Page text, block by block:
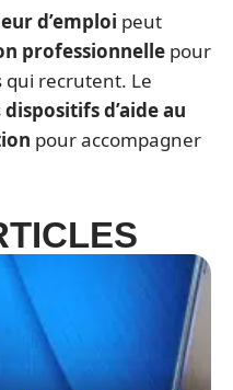
d’emploi peut
professionnelle pour
qui recrutent. Le
dispositifs d’aide au
pour accompagner